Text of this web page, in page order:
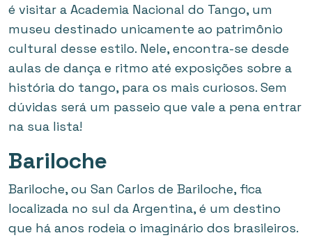
é visitar a Academia Nacional do Tango, um
museu destinado unicamente ao patrimônio
cultural desse estilo. Nele, encontra-se desde
aulas de dança e ritmo até exposições sobre a
história do tango, para os mais curiosos. Sem
dúvidas será um passeio que vale a pena entrar
na sua lista!
Bariloche
Bariloche, ou San Carlos de Bariloche, fica
localizada no sul da Argentina, é um destino
que há anos rodeia o imaginário dos brasileiros.